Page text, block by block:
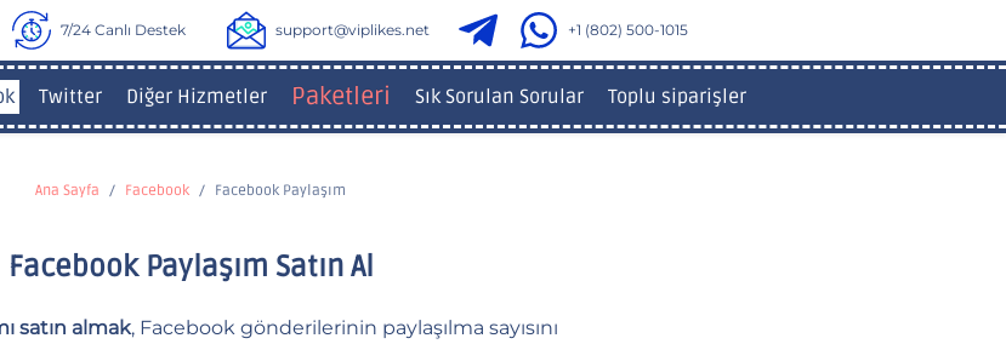
7/24 Canlı Destek support@viplikes.net +1 (802) 500-1015
Twitter Diğer Hizmetler Paketleri Sık Sorulan Sorular Toplu siparişler
Ana Sayfa Facebook Facebook Paylaşım
Facebook Paylaşım Satın Al
satın almak, Facebook gönderilerinin paylaşılma sayısını